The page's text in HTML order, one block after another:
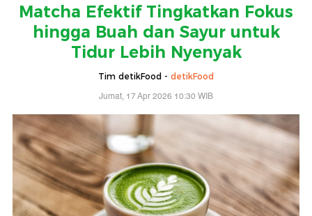
Matcha Efektif Tingkatkan Fokus
hingga Buah dan Sayur untuk
Tidur Lebih Nyenyak
Tim detikFood - detikFood
Jumat, 17 Apr 2026 10:30 WIB